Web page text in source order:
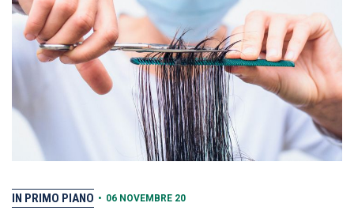
IN PRIMO PIANO • 06 NOVEMBRE 20